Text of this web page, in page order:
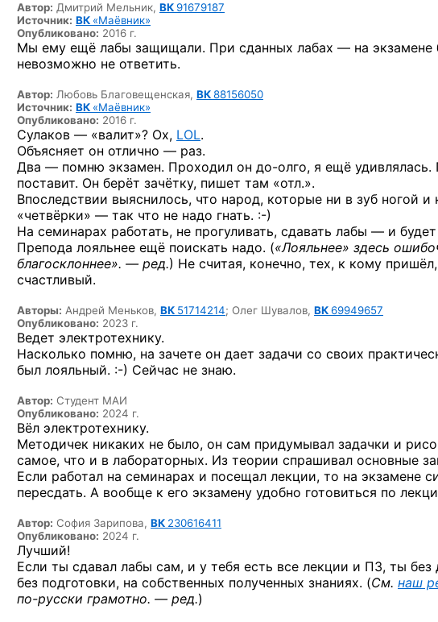
Автор: Дмитрий Мельник, ВК91679187
Источник: ВК «Маёвник»
Опубликовано: 2016 г.
Мы ему ещё лабы защищали. При сданных лабах — на экзамене
невозможно не ответить.
Автор: Любовь Благовещенская, ВК88156050
Источник: ВК «Маёвник»
Опубликовано: 2016 г.
Сулаков — «валит»? Ох, LOL.
Объясняет он отлично — раз.
Два — помню экзамен. Проходил он до-олго, я ещё удивлялась.
поставит. Он берёт зачётку, пишет там «отл.».
Впоследствии выяснилось, что народ, которые ни в зуб ногой и
«четвёрки» — так что не надо гнать. :-)
На семинарах работать, не прогуливать, сдавать лабы — и
Препода лояльнее ещё поискать надо. («Лояльнее» здесь
благосклоннее». — ред.) Не считая, конечно, тех, к кому
счастливый.
Авторы: Андрей Меньков, ВК 51714214; Олег Шувалов, ВК69949657
Опубликовано: 2023 г.
Ведет электротехнику.
Насколько помню, на зачете он дает задачи со своих
был лояльный. :-) Сейчас не знаю.
Автор: Студент МАИ
Опубликовано: 2024 г.
Вёл электротехнику.
Методичек никаких не было, он сам придумывал задачки и
самое, что и в лабораторных. Из теории спрашивал основные
Если работал на семинарах и посещал лекции, то на экзамене
пересдать. А вообще к его экзамену удобно готовиться по
Автор: София Зарипова, ВК 230616411
Опубликовано: 2024 г.
Лучший!
Если ты сдавал лабы сам, и у тебя есть все лекции и ПЗ, ты без
без подготовки, на собственных полученных знаниях. (См. наш
по-русски грамотно. — ред.)